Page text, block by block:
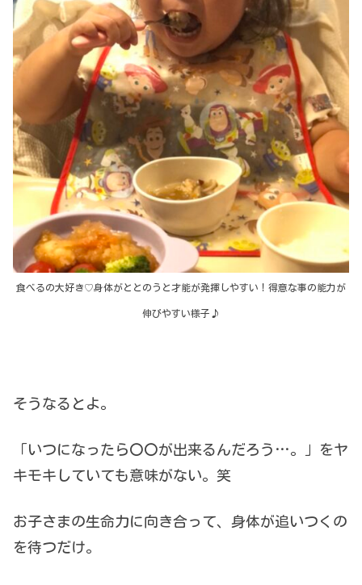
食べるの大好き♡身体がととのうと才能が発揮しやすい！得意な事の能力が
伸びやすい様子♪
そうなるとよ。
「いつになったら〇〇が出来るんだろう…。」をヤ
キモキしていても意味がない。笑
お子さまの生命力に向き合って、身体が追いつくの
を待つだけ。